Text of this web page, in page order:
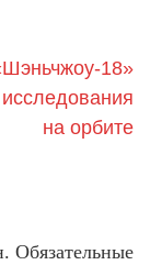
18»
на орбите
Обязательные